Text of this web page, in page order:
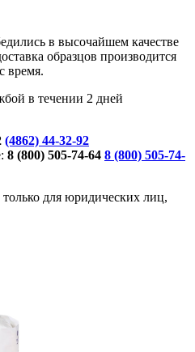
в высочайшем качестве
образцов производится
время.
(4862) 44-32-92
8 (800) 505-74-64 8 (800) 505-74-
для юридических лиц,